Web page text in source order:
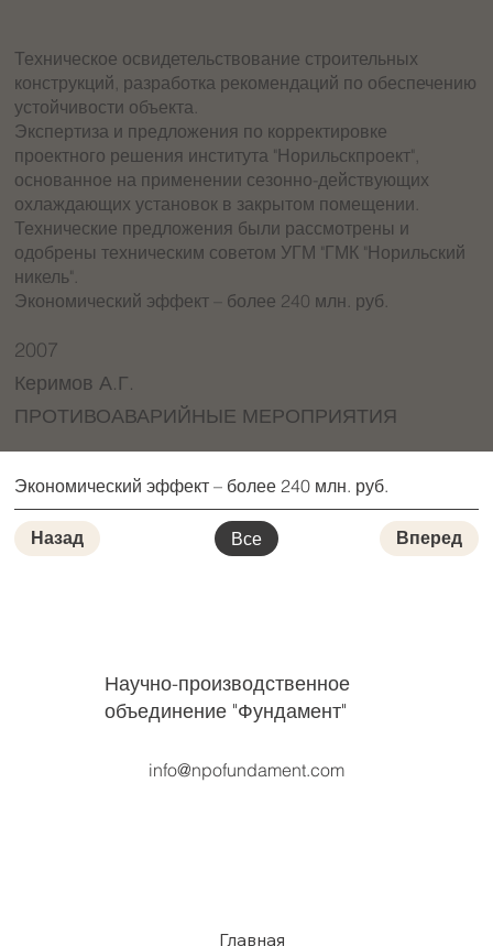
2007
Керимов А.Г.
ПРОТИВОАВАРИЙНЫЕ МЕРОПРИЯТИЯ
Техническое освидетельствование строительных
конструкций, разработка рекомендаций по обеспечению
устойчивости объекта.
Экспертиза и предложения по корректировке
проектного решения института "Норильскпроект",
основанное на применении сезонно-действующих
охлаждающих установок в закрытом помещении.
Технические предложения были рассмотрены и
одобрены техническим советом УГМ "ГМК "Норильский
никель".
Экономический эффект – более 240 млн. руб.
Назад Все
Экономический эффект – более 240 млн. руб.
Вперед
Научно-производственное
объединение "Фундамент"
info@npofundament.com
Главная